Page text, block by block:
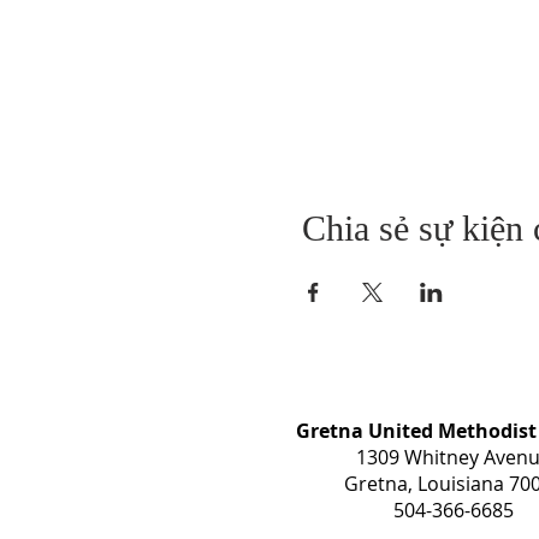
Chia sẻ sự kiện
Gretna United
1309 Whitney
Gretna, Louisiana
504-366-6685